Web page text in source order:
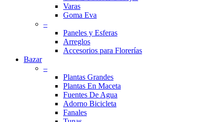
Varas
Goma Eva
–
Paneles y Esferas
Arreglos
Accesorios para Florerías
Bazar
–
Plantas Grandes
Plantas En Maceta
Fuentes De Agua
Adorno Bicicleta
Fanales